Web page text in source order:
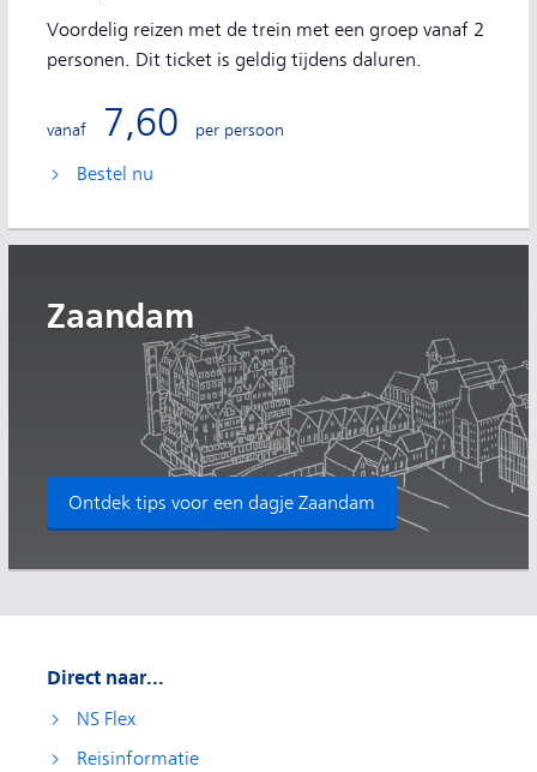
Voordelig reizen met de trein met een groep vanaf 2
personen. Dit ticket is geldig tijdens daluren.
vanaf 7,60 per persoon
Bestel nu
Zaandam
Ontdek tips voor een dagje Zaandam
Direct naar...
NS Flex
Reisinformatie